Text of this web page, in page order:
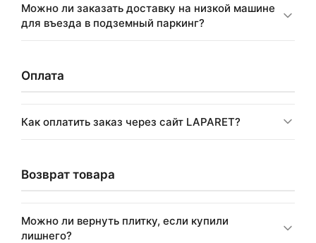
Можно ли заказать доставку на низкой машине
для въезда в подземный паркинг?
Оплата
Как оплатить заказ через сайт LAPARET?
Возврат товара
Можно ли вернуть плитку, если купили
лишнего?